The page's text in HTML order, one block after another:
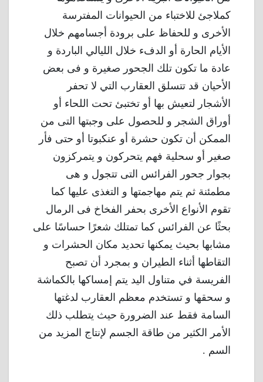
كملاجئ للاختباء من الحيوانات المفترسة
الأخرى و للحفاظ على برودة أجسامهم خلال
الأيام الحارة أو الدفء خلال الليالي الباردة و
عادة ما تكون تلك الجحور صغيرة و فى بعض
الأحيان قد تتسلق العقارب التي لا تحفر
الأشجار لتعيش بها أو تختبئ تحت اللحاء أو
أوراق الشجر و للحصول على وجبتها التى من
الممكن أن تكون حشرة أو عنكبوتا أو حتى فأر
صغير أو سحلية فهم يتحركون و يتمركزون
بجوار جحور الفرائس التى تتجول و هى
مطمئنة ثم يتم مهاجمتها و التغذى عليها كما
تقوم الأنواع الأخرى بحفر الفخاخ فى الرمال
بحثًا عن الفرائس كما تمتلك شعرًا حساسًا على
مشابها بحيث يمكنها تحديد مكان الحشرات و
التقاطها أثناء الطيران و بمجرد أن تصبح
الفريسة في متناول اليد يتم إمساكها بالكماشة
و سحقها و تستخدم معظم العقارب لدغتها
السامة فقط عند الضرورة حيث يتطلب ذلك
الأمر الكثير من طاقة الجسم لإنتاج المزيد من
السم .